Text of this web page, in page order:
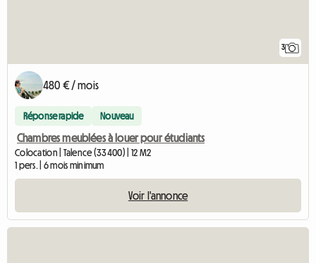
3
480 € / mois
Réponse rapide Nouveau
Chambres meublées à louer pour étudiants
Colocation | Talence (33400) | 12 M2
1 pers. | 6 mois minimum
Voir l'annonce